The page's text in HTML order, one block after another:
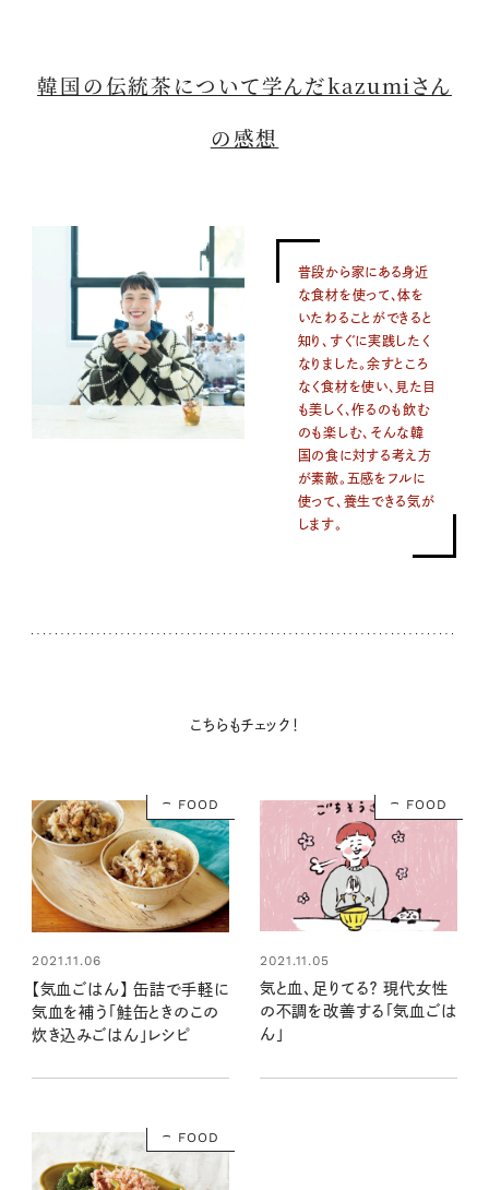
韓国の伝統茶について学んだkazumiさん
の感想
普段から家にある身近
な食材を使って、体を
いたわることができると
知り、すぐに実践したく
なりました。余すところ
なく食材を使い、見た目
も美しく、作るのも飲む
のも楽しむ、そんな韓
国の食に対する考え方
が素敵。五感をフルに
使って、養生できる気が
します。
こちらもチェック！
FOOD
2021.11.06
【気血ごはん】 缶詰で手軽に
気血を補う「鮭缶ときのこの
炊き込みごはん」レシピ
FOOD
2021.11.05
気と血、足りてる？ 現代女性
の不調を改善する「気血ごは
ん」
FOOD